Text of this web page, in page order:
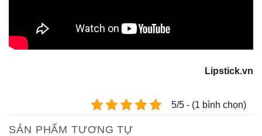
Lipstick.vn
5/5 - (1 bình chọn)
SẢN PHẨM TƯƠNG TỰ